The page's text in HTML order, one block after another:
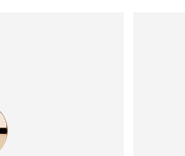
Förväntad leverans